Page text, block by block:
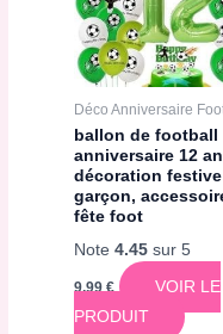
Déco Anniversaire
ballon de football
anniversaire 12
décoration festive
garçon,
fête foot
Note4.45 sur 5
9,99€
VOIR LE
PRODUIT